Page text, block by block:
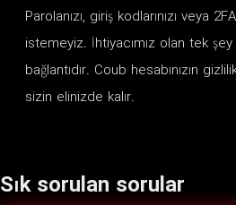
Parolanızı, giriş kodlarınızı veya
istemeyiz. İhtiyacımız olan tek
bağlantıdır. Coub hesabınızın
sizin elinizde kalır.
Sık sorulan sorular